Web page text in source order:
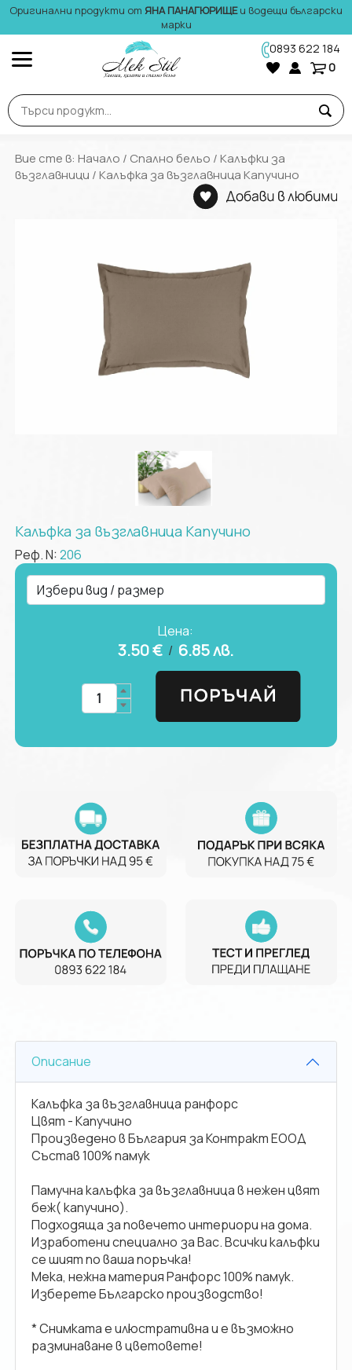
Оригинални продукти от ЯНА ПАНАГЮРИЩЕи водещи български
марки
0893 622 184
0
Вие сте в: Начало / Спално бельо /Калъфки за
възглавници / Калъфка за възглавница Капучино
Калъфка за възглавница Капучино
Реф. N:206
Цена:
3.50 € / 6.85лв.
Описание
Калъфка за възглавница ранфорс
Цвят - Капучино
Произведено в България за Контракт ЕООД
Състав 100% памук
Памучна калъфка за възглавница в нежен цвят
беж( капучино).
Подходяща за повечето интериори на дома.
Изработени специално за Вас. Всички калъфки
се шият по ваша поръчка!
Мека, нежна материя Ранфорс 100% памук.
Изберете Българско производство!
* Снимката е илюстративна и е възможно
разминаване в цветовете!